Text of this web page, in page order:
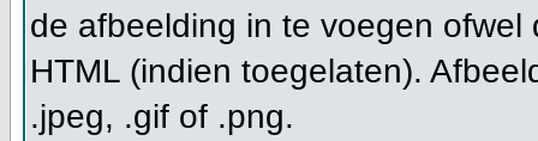
de afbeelding in te voegen
HTML (indien toegelaten).
.jpeg, .gif of .png.